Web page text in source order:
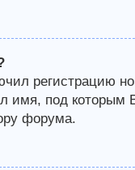
регистрацию
имя, под которым
форума.